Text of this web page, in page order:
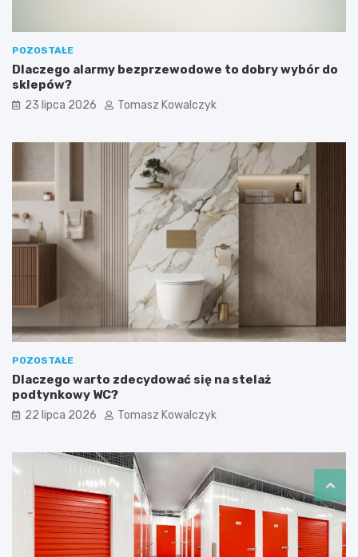
POZOSTAŁE
Dlaczego alarmy bezprzewodowe to dobry wybór do
sklepów?
23 lipca 2026 Tomasz Kowalczyk
POZOSTAŁE
Dlaczego warto zdecydować się na stelaż
podtynkowy WC?
22 lipca 2026 Tomasz Kowalczyk